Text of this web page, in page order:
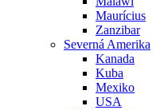
Maurícius
Zanzibar
Severná Amerika
Kanada
Kuba
Mexiko
USA